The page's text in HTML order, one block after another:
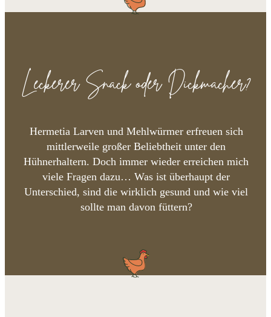
Leckerer Snack oder Dickmacher?
Hermetia Larven und Mehlwürmer erfreuen sich
mittlerweile großer Beliebtheit unter den
Hühnerhaltern. Doch immer wieder erreichen mich
viele Fragen dazu… Was ist überhaupt der
Unterschied, sind die wirklich gesund und wie viel
sollte man davon füttern?